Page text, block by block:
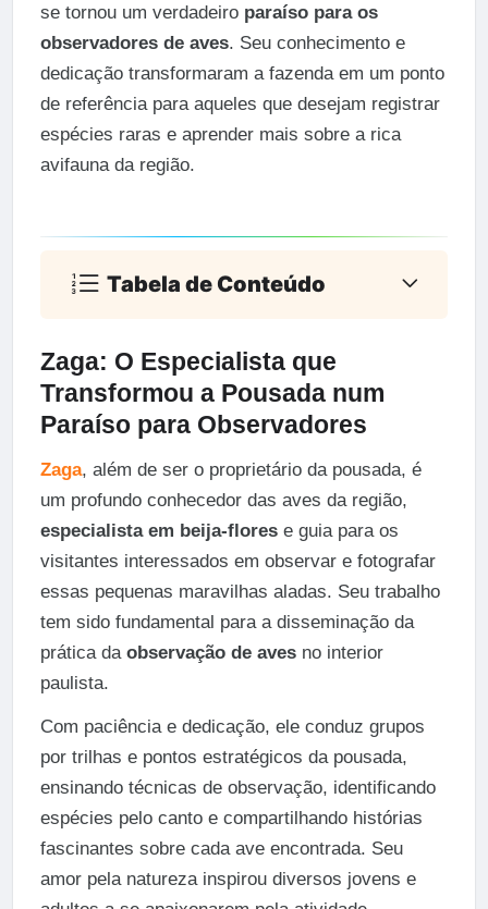
se tornou um verdadeiro paraíso para os
observadores de aves. Seu conhecimento e
dedicação transformaram a fazenda em um ponto
de referência para aqueles que desejam registrar
espécies raras e aprender mais sobre a rica
avifauna da região.
Tabela de Conteúdo
Zaga: O Especialista que
Transformou a Pousada num
Paraíso para Observadores
Zaga, além de ser o proprietário da pousada, é
um profundo conhecedor das aves da região,
especialista em beija-florese guia para os
visitantes interessados em observar e fotografar
essas pequenas maravilhas aladas. Seu trabalho
tem sido fundamental para a disseminação da
prática da observação de avesno interior
paulista.
Com paciência e dedicação, ele conduz grupos
por trilhas e pontos estratégicos da pousada,
ensinando técnicas de observação, identificando
espécies pelo canto e compartilhando histórias
fascinantes sobre cada ave encontrada. Seu
amor pela natureza inspirou diversos jovens e